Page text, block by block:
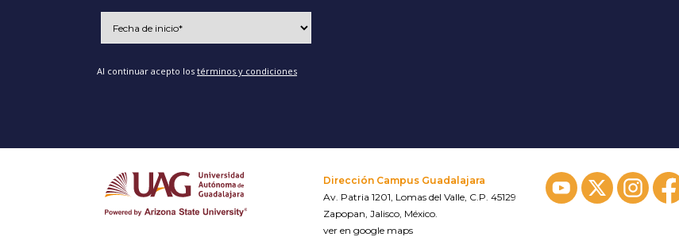
Al continuar acepto los términos y condiciones
Dirección Campus Guadalajara
Av. Patria 1201, Lomas del Valle, C.P. 45129
Zapopan, Jalisco, México.
ver en google maps